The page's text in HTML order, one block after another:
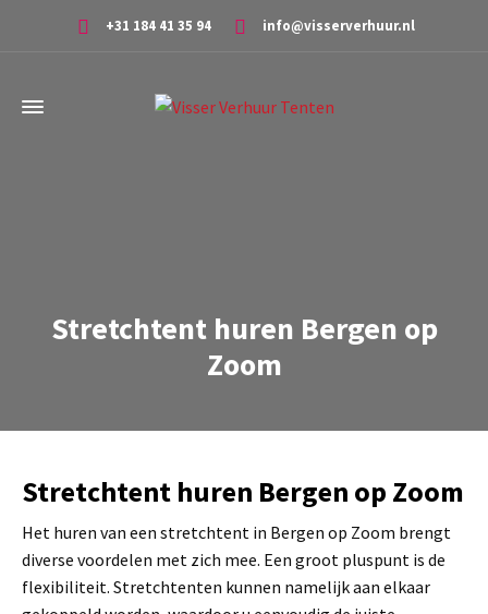
+31 184 41 35 94 info@visserverhuur.nl
Stretchtent huren Bergen op
Zoom
Stretchtent huren Bergen op Zoom
Het huren van een stretchtent in Bergen op Zoom brengt
diverse voordelen met zich mee. Een groot pluspunt is de
flexibiliteit. Stretchtenten kunnen namelijk aan elkaar